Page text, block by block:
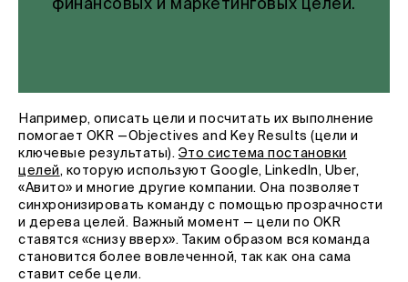
финансовых и маркетинговых целей.
Например, описать цели и посчитать их выполнение
помогает OKR —Objectives and Key Results (цели и
ключевые результаты). Это система постановки
целей, которую используют Google, LinkedIn, Uber,
«Авито» и многие другие компании. Она позволяет
синхронизировать команду с помощью прозрачности
и дерева целей. Важный момент — цели по OKR
ставятся «снизу вверх». Таким образом вся команда
становится более вовлеченной, так как она сама
ставит себе цели.